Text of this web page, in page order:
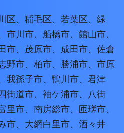
区、 稲毛区、 若葉区、 緑
市川市、 船橋市、 館山市、
市、 茂原市、 成田市、 佐倉
野市、 柏市、 勝浦市、 市原
我孫子市、 鴨川市、 君津
街道市、 袖ケ浦市、
八街
里市、 南房総市、 匝瑳市、
市、 大網白里市、 酒々井